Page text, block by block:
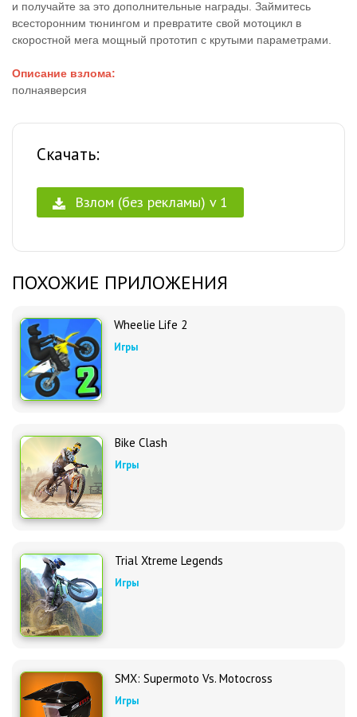
и получайте за это дополнительные награды. Займитесь
всесторонним тюнингом и превратите свой мотоцикл в
скоростной мега мощный прототип с крутыми параметрами.
Описание взлома:
полнаяверсия
Скачать:
Взлом (без рекламы) v 1
ПОХОЖИЕ ПРИЛОЖЕНИЯ
Wheelie Life 2
Игры
Bike Clash
Игры
Trial Xtreme Legends
Игры
SMX: Supermoto Vs. Motocross
Игры